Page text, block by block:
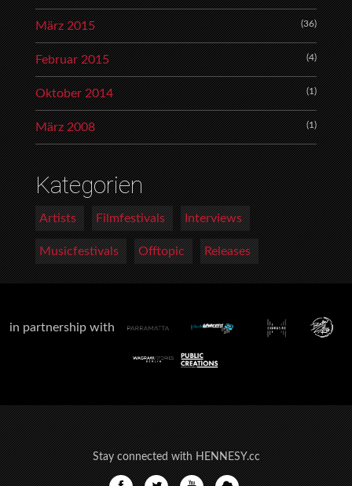
März 2015 (36)
Februar 2015 (4)
Oktober 2014 (1)
März 2008 (1)
Kategorien
Artists Filmfestivals Interviews
Musicfestivals Offtopic Releases
in partnership with
Stay connected with HENNESY.cc